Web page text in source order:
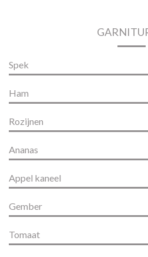
Spek
Ham
Rozijnen
Ananas
Appel kaneel
Gember
Tomaat